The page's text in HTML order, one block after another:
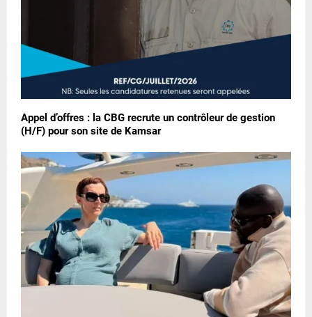
Appel d’offres : la CBG recrute un contrôleur de gestion
(H/F) pour son site de Kamsar